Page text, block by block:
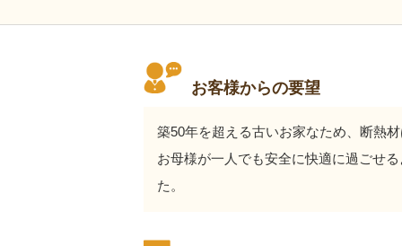
お客様からの要望
築50年を超える古いお家なため、断熱
お母様が一人でも安全に快適に過ごせ
た。